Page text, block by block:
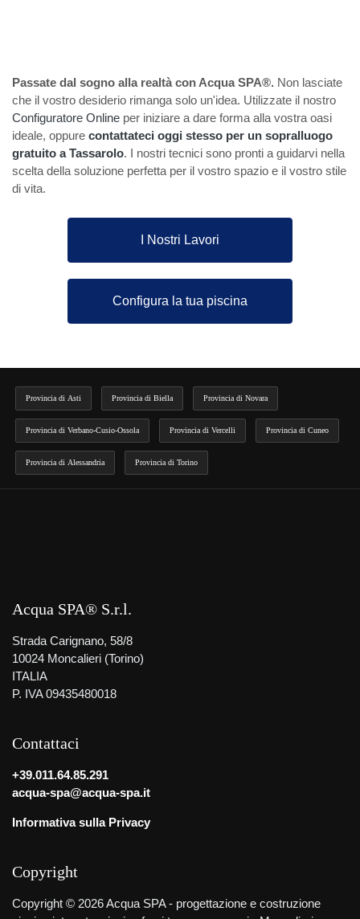
Passate dal sogno alla realtà con Acqua SPA®. Non lasciate
che il vostro desiderio rimanga solo un'idea. Utilizzate il nostro
Configuratore Online per iniziare a dare forma alla vostra oasi
ideale, oppure contattateci oggi stesso per un sopralluogo
gratuito a Tassarolo. I nostri tecnici sono pronti a guidarvi nella
scelta della soluzione perfetta per il vostro spazio e il vostro stile
di vita.
I Nostri Lavori
Configura la tua piscina
Provincia di Asti Provincia di Biella Provincia di Novara
Provincia di Verbano-Cusio-Ossola Provincia di Vercelli Provincia di Cuneo
Provincia di Alessandria Provincia di Torino
Acqua SPA® S.r.l.
Strada Carignano, 58/8
10024 Moncalieri (Torino)
ITALIA
P. IVA 09435480018
Contattaci
+39.011.64.85.291
acqua-spa@acqua-spa.it
Informativa sulla Privacy
Copyright
Copyright © 2026 Acqua SPA - progettazione e costruzione